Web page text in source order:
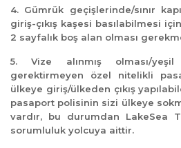
4. Gümrük geçişlerinde/sınır
giriş-çıkış kaşesi basılabilmesi
2 sayfalık boş alan olması
5. Vize alınmış olması/
gerektirmeyen özel nitelikli
ülkeye giriş/ülkeden çıkış
pasaport polisinin sizi ülkeye
vardır, bu durumdan LakeSea
sorumluluk yolcuya aittir.